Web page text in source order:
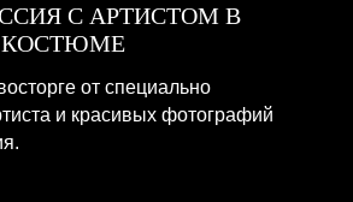
С АРТИСТОМ В
КОСТЮМЕ
от специально
и красивых фотографий